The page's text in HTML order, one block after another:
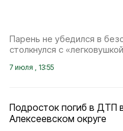
Парень не убедился в
столкнулся с
7 июля , 13:55
Подросток погиб в ДТП
Алексеевском округе